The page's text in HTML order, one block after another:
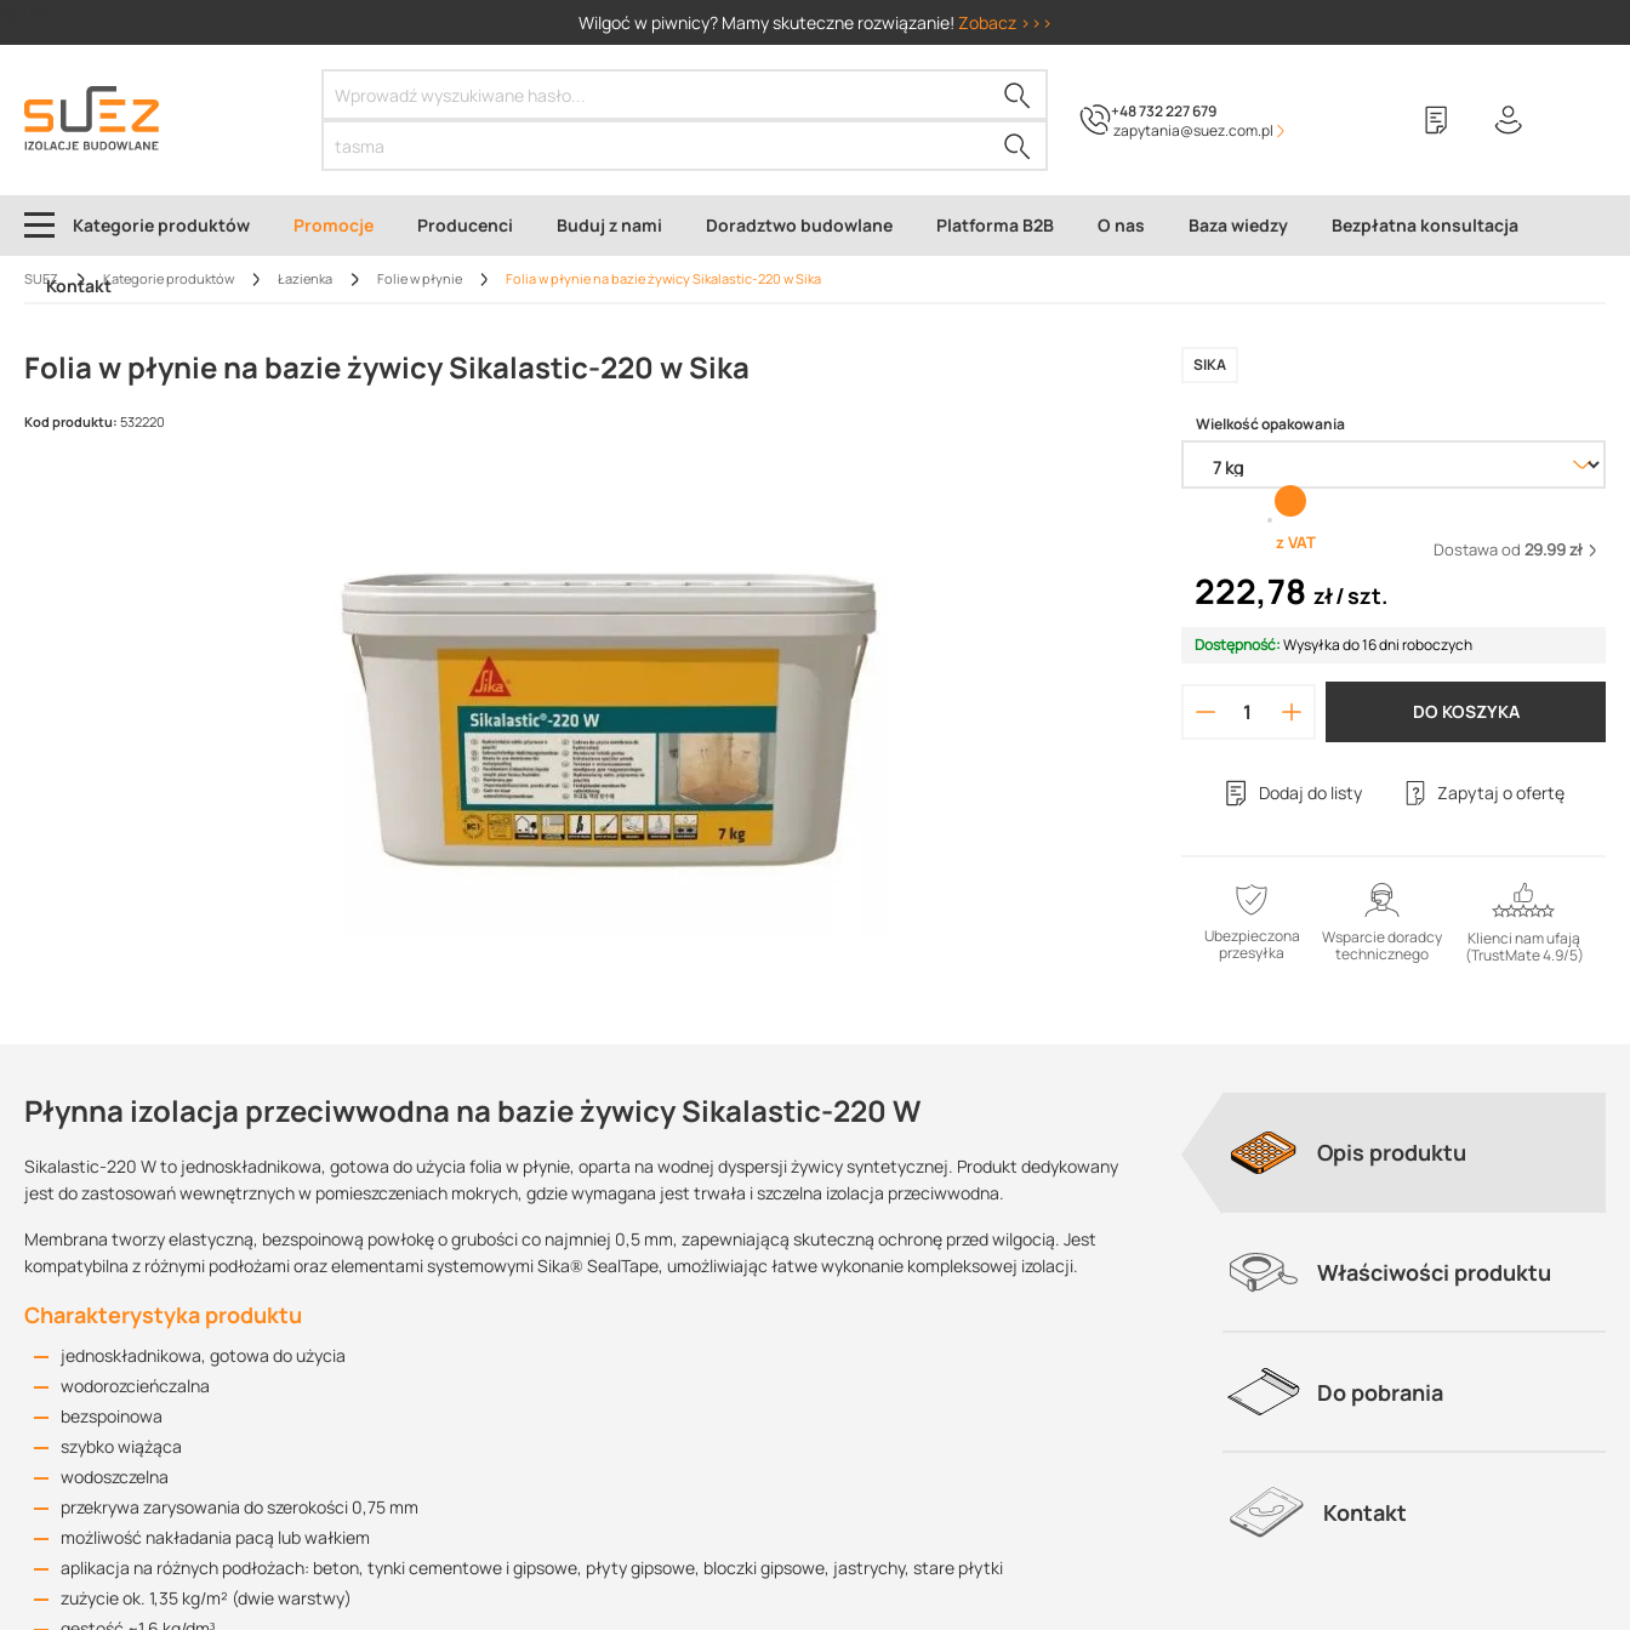
Wilgoć w piwnicy? Mamy skuteczne rozwiązanie! Zobacz >>>
+48 732 227 679
zapytania@suez.com.pl
Kategorie produktów Promocje Producenci Buduj z nami Doradztwo budowlane Platforma B2B O nas Baza wiedzy Bezpłatna konsultacja
Kontakt
SUEZ Kategorie produktów Łazienka Folie w płynie Folia w płynie na bazie żywicy Sikalastic-220 w Sika
Folia w płynie na bazie żywicy Sikalastic-220 w Sika SIKA
Kod produktu: 532220 Wielkość opakowania
z VAT Dostawa od 29.99 zł
222,78 zł szt.
Dostępność:Wysyłka do 16 dni roboczych
DO KOSZYKA
Dodaj do listy Zapytaj o ofertę
Ubezpieczona
przesyłka
Wsparcie doradcy
technicznego
Klienci nam ufają
(TrustMate 4.9/5)
Płynna izolacja przeciwwodna na bazie żywicy Sikalastic-220 W
Sikalastic-220 W to jednoskładnikowa, gotowa do użycia folia w płynie, oparta na wodnej dyspersji żywicy syntetycznej. Produkt dedykowany
jest do zastosowań wewnętrznych w pomieszczeniach mokrych, gdzie wymagana jest trwała i szczelna izolacja przeciwwodna.
Membrana tworzy elastyczną, bezspoinową powłokę o grubości co najmniej 0,5 mm, zapewniającą skuteczną ochronę przed wilgocią. Jest
kompatybilna z różnymi podłożami oraz elementami systemowymi Sika® SealTape, umożliwiając łatwe wykonanie kompleksowej izolacji.
Charakterystyka produktu
jednoskładnikowa, gotowa do użycia
wodorozcieńczalna
bezspoinowa
szybko wiążąca
wodoszczelna
przekrywa zarysowania do szerokości 0,75 mm
możliwość nakładania pacą lub wałkiem
aplikacja na różnych podłożach: beton, tynki cementowe i gipsowe, płyty gipsowe, bloczki gipsowe, jastrychy, stare płytki
zużycie ok. 1,35 kg/m² (dwie warstwy)
Sprzedajemy na:
sztuki
Podlega zwrotowi?:
tak
Wielkość opakowania:
16 kg
718 KB
POBIERZ
160.06 KB
Karta informacyjna
1.01 MB
Kontakt
Maszy pytania lub wątpliwości?
Skontaktuj się z nami
Opis produktu
Właściwości produktu
Do pobrania
Kontakt